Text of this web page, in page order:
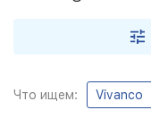
Что ищем: Vivanco